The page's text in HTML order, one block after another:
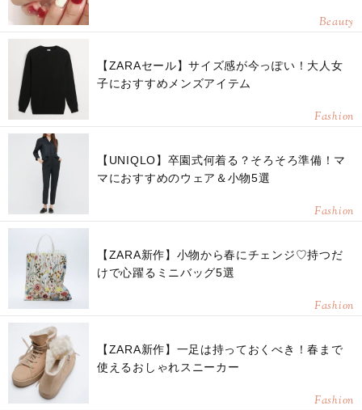
Beauty
【ZARAセール】サイズ感が今っぽい！大人女
子におすすめメンズアイテム
Fashion
【UNIQLO】卒園式何着る？そろそろ準備！マ
マにおすすめのウェア＆小物5選
Fashion
【ZARA新作】小物から春にチェンジ♡持つだ
けで心躍るミニバッグ5選
Fashion
【ZARA新作】一足は持っておくべき！春まで
使えるおしゃれスニーカー
Fashion